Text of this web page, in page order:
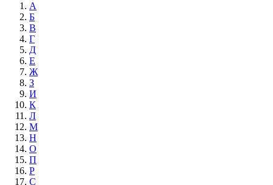
А
Б
В
Г
Д
Е
Ж
З
И
К
Л
М
Н
О
П
Р
С